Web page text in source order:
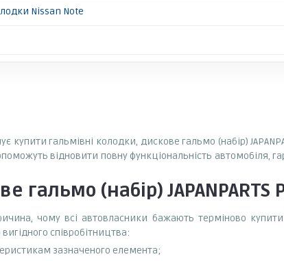
Nissan Note
гальмівні колодки, дискове гальмо (набір)
відновити повну функціональність автомобіля,
(набір) JAPANPARTS
чому всі автовласники бажають терміново купити
співробітництва:
зазначеного елемента;